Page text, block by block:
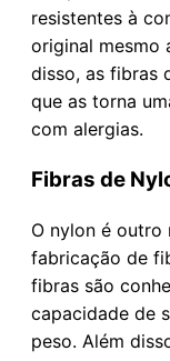
resistentes à
original mesmo
disso, as fibras
que as torna
com alergias.
Fibras de
O nylon é outro
fabricação de
fibras são
capacidade de
peso. Além